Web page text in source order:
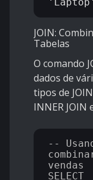
JOIN:
Tabelas
O comando
dados de
tipos de
INNER JOIN
--
vendas
SELECT